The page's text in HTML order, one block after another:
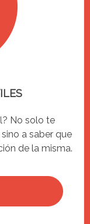
No solo te
a saber que
de la misma.